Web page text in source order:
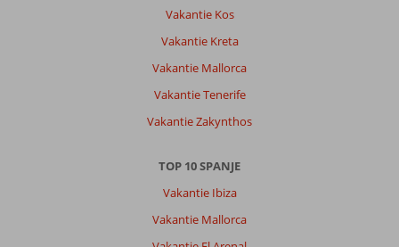
Vakantie Kos
Vakantie Kreta
Vakantie Mallorca
Vakantie Tenerife
Vakantie Zakynthos
TOP 10 SPANJE
Vakantie Ibiza
Vakantie Mallorca